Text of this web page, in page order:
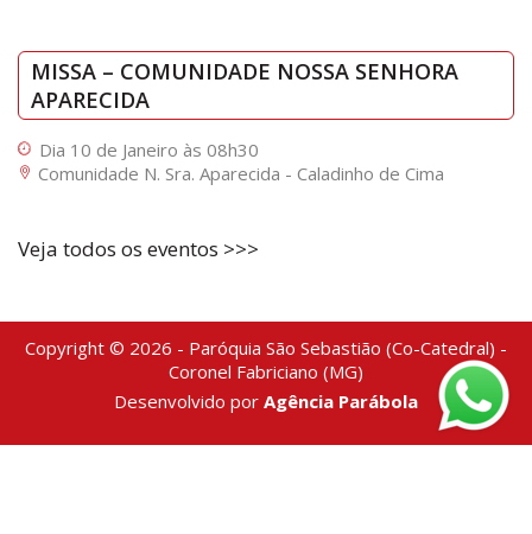
MISSA – COMUNIDADE NOSSA SENHORA
APARECIDA
Dia 10 de Janeiro às 08h30
Comunidade N. Sra. Aparecida - Caladinho de Cima
Veja todos os eventos >>>
Copyright © 2026 - Paróquia São Sebastião (Co-Catedral) -
Coronel Fabriciano (MG)
Desenvolvido por Agência Parábola